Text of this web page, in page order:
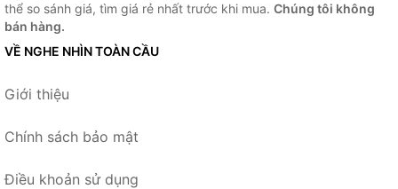
thể so sánh giá, tìm giá rẻ nhất trước khi mua. Chúng tôi không
bán hàng.
VỀ NGHE NHÌN TOÀN CẦU
Giới thiệu
Chính sách bảo mật
Điều khoản sử dụng